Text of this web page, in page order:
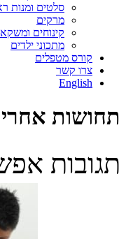
סלטים ומנות
מרקים
קינוחים
מתכוני ילדים
קורס מטפלים
צרו קשר
English
תחושות אחרי
תגובות